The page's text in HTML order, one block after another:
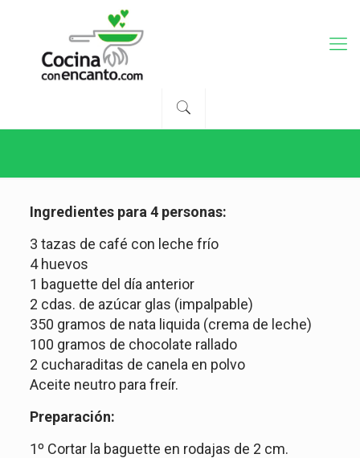
Ingredientes para 4 personas:
3 tazas de café con leche frío
4 huevos
1 baguette del día anterior
2 cdas. de azúcar glas (impalpable)
350 gramos de nata liquida (crema de leche)
100 gramos de chocolate rallado
2 cucharaditas de canela en polvo
Aceite neutro para freír.
Preparación:
1º Cortar la baguette en rodajas de 2 cm.